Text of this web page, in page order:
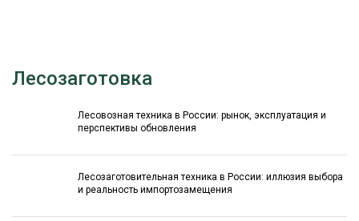
Лесозаготовка
Лесовозная техника в России: рынок, эксплуатация и
перспективы обновления
Лесозаготовительная техника в России: иллюзия выбора
и реальность импортозамещения